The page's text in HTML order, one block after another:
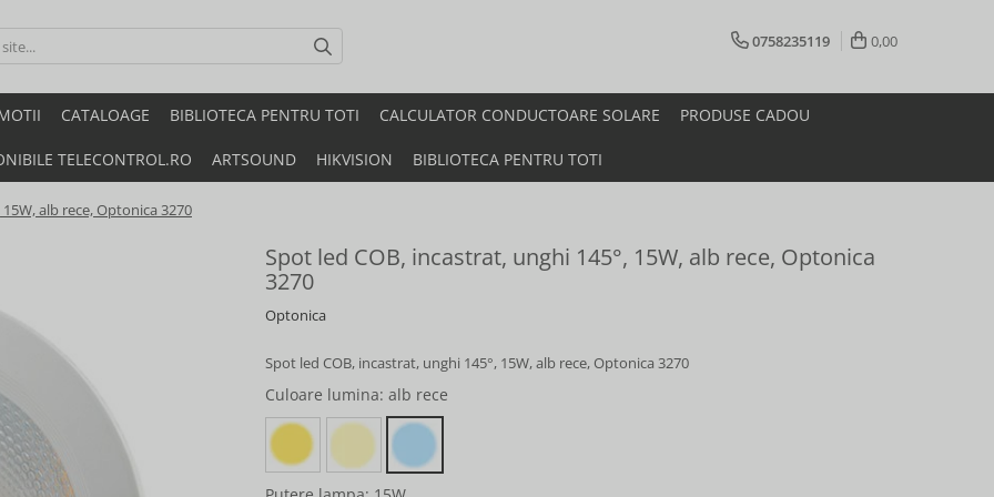
0758235119 0,00
CATALOAGE BIBLIOTECA PENTRU TOTI CALCULATOR CONDUCTOARE SOLARE PRODUSE CADOU
TELECONTROL.RO ARTSOUND HIKVISION BIBLIOTECA PENTRU TOTI
alb rece, Optonica 3270
Spot led COB, incastrat, unghi 145°, 15W, alb rece, Optonica
3270
Optonica
Spot led COB, incastrat, unghi 145°, 15W, alb rece, Optonica 3270
Culoare lumina: alb rece